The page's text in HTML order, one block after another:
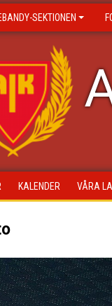
SEKTIONEN
KALENDER VÅRA